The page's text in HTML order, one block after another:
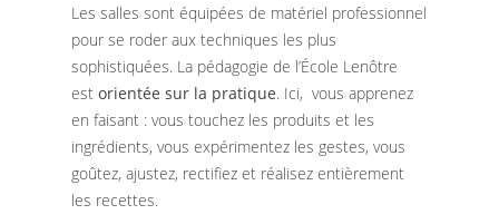
Les salles sont équipées de matériel professionnel
pour se roder aux techniques les plus
sophistiquées. La pédagogie de l’École Lenôtre
est orientée sur la pratique. Ici, vous apprenez
en faisant : vous touchez les produits et les
ingrédients, vous expérimentez les gestes, vous
goûtez, ajustez, rectifiez et réalisez entièrement
les recettes.